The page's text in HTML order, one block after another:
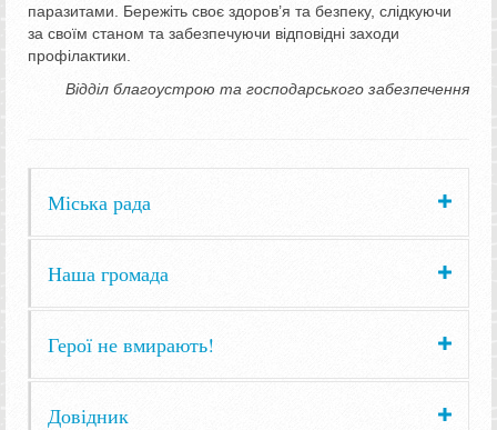
паразитами. Бережіть своє здоров’я та безпеку, слідкуючи
за своїм станом та забезпечуючи відповідні заходи
профілактики.
Відділ благоустрою та господарського забезпечення
Міська рада
Наша громада
Герої не вмирають!
Довідник